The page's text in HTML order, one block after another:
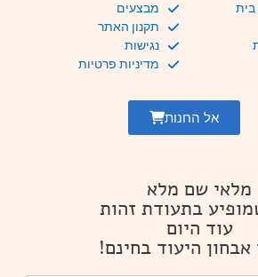
בית
מבצעים
תקנון האתר
נגישות
מדיניות פרטיות
אל החנות
מלאי שם מלא
בתעודת זהות
עוד היום
אבחון היעוד בחינם!